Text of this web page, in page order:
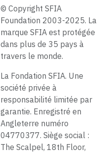
© Copyright SFIA
Foundation 2003-2025. La
marque SFIA est protégée
dans plus de 35 pays à
travers le monde.
La Fondation SFIA. Une
société privée à
responsabilité limitée par
garantie. Enregistré en
Angleterre numéro
04770377. Siège social :
The Scalpel, 18th Floor,